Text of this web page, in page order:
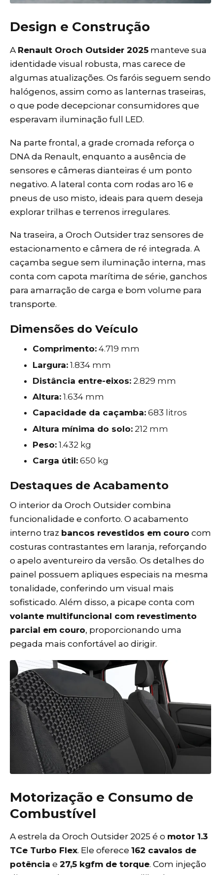
Design e Construção
A Renault Oroch Outsider 2025 manteve sua
identidade visual robusta, mas carece de
algumas atualizações. Os faróis seguem sendo
halógenos, assim como as lanternas traseiras,
o que pode decepcionar consumidores que
esperavam iluminação full LED.
Na parte frontal, a grade cromada reforça o
DNA da Renault, enquanto a ausência de
sensores e câmeras dianteiras é um ponto
negativo. A lateral conta com rodas aro 16 e
pneus de uso misto, ideais para quem deseja
explorar trilhas e terrenos irregulares.
Na traseira, a Oroch Outsider traz sensores de
estacionamento e câmera de ré integrada. A
caçamba segue sem iluminação interna, mas
conta com capota marítima de série, ganchos
para amarração de carga e bom volume para
transporte.
Dimensões do Veículo
Comprimento: 4.719 mm
Largura: 1.834 mm
Distância entre-eixos: 2.829 mm
Altura: 1.634 mm
Capacidade da caçamba: 683 litros
Altura mínima do solo: 212 mm
Peso: 1.432 kg
Carga útil: 650 kg
Destaques de Acabamento
O interior da Oroch Outsider combina
funcionalidade e conforto. O acabamento
interno traz bancos revestidos em couro com
costuras contrastantes em laranja, reforçando
o apelo aventureiro da versão. Os detalhes do
painel possuem apliques especiais na mesma
tonalidade, conferindo um visual mais
sofisticado. Além disso, a picape conta com
volante multifuncional com revestimento
parcial em couro, proporcionando uma
pegada mais confortável ao dirigir.
Motorização e Consumo de
Combustível
A estrela da Oroch Outsider 2025 é o motor 1.3
TCe Turbo Flex. Ele oferece 162 cavalos de
potência e 27,5 kgfm de torque. Com injeção